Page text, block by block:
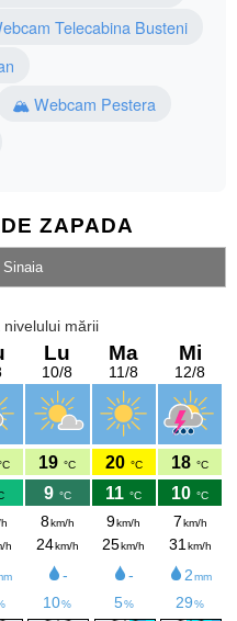
Telecabina Busteni
🏔️ Webcam Pestera
ZAPADA
Sinaia